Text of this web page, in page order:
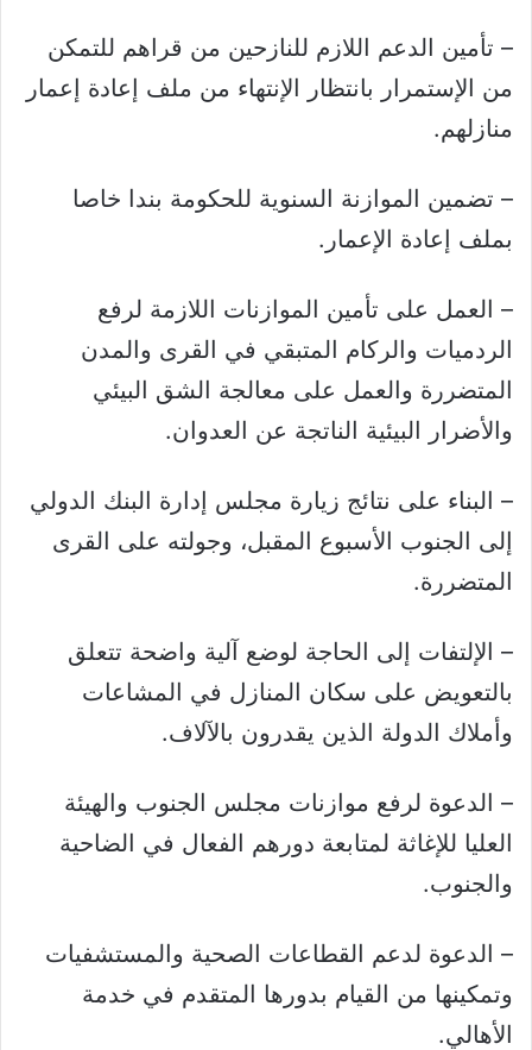
– تأمين الدعم اللازم للنازحين من قراهم للتمكن
من الإستمرار بانتظار الإنتهاء من ملف إعادة إعمار
منازلهم.
– ⁠تضمين الموازنة السنوية للحكومة بندا خاصا
بملف إعادة الإعمار.
– العمل على تأمين الموازنات اللازمة لرفع
الردميات والركام المتبقي في القرى والمدن
المتضررة والعمل على معالجة الشق البيئي
والأضرار البيئية الناتجة عن العدوان.
– البناء على نتائج زيارة مجلس إدارة البنك الدولي
إلى الجنوب الأسبوع المقبل، وجولته على القرى
المتضررة.
– الإلتفات إلى الحاجة لوضع آلية واضحة تتعلق
بالتعويض على سكان المنازل في المشاعات
وأملاك الدولة الذين يقدرون بالآلاف.
– الدعوة لرفع موازنات مجلس الجنوب والهيئة
العليا للإغاثة لمتابعة دورهم الفعال في الضاحية
والجنوب.
– الدعوة لدعم القطاعات الصحية والمستشفيات
وتمكينها من القيام بدورها المتقدم في خدمة
الأهالي.